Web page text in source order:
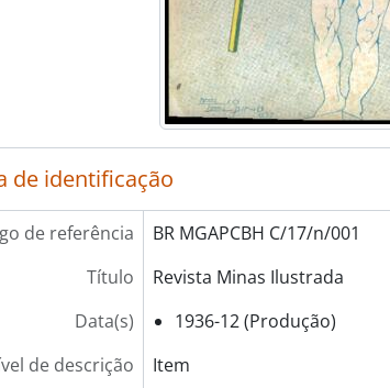
de identificação
de referência
BR MGAPCBH C/17/n/001
Título
Revista Minas Ilustrada
Data(s)
1936-12 (Produção)
de descrição
Item